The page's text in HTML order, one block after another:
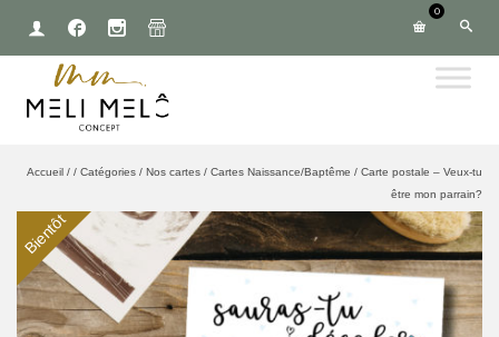
0
Accueil / / Catégories / Nos cartes / Cartes Naissance/Baptême / Carte postale – Veux-tu
être mon parrain?
Bientôt